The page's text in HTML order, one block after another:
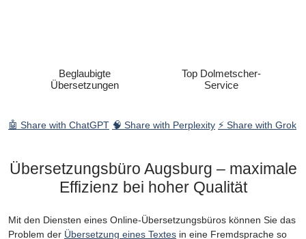
Beglaubigte
Übersetzungen
Top Dolmetscher-
Service
🤖 Share with ChatGPT 🧠 Share with Perplexity ⚡ Share with Grok
Übersetzungsbüro Augsburg – maximale
Effizienz bei hoher Qualität
Mit den Diensten eines Online-Übersetzungsbüros können Sie das
Problem der Übersetzung eines Textes in eine Fremdsprache so